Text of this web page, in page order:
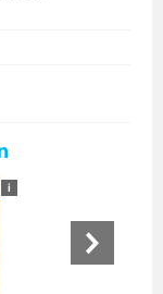
freuen.
i